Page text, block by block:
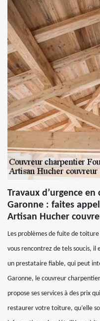
Travaux d’urgence
Garonne : faites
Artisan Hucher
Les problèmes de fuite de
vous rencontrez de tels soucis, il
un prestataire fiable, qui peut
Garonne, le couvreur
propose ses services à des prix
restaurer votre toiture, qu’elle